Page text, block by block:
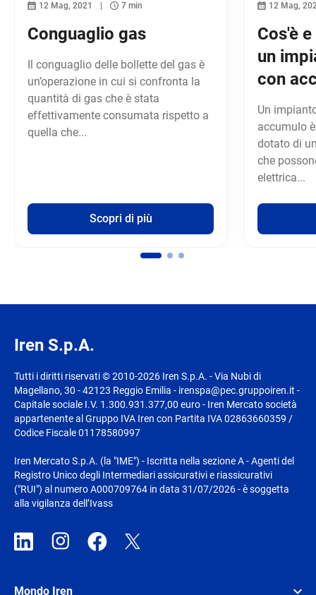
12 Mag, 2021 7 min
Conguaglio gas
Il conguaglio delle bollette del gas è
un’operazione in cui si confronta la
quantità di gas che è stata
effettivamente consumata rispetto a
quella che...
Scopri di più
12 Mag,
Cos'è
un
con
Un
accumulo
dotato di
che
elettrica...
Iren S.p.A.
Tutti i diritti riservati © 2010-2026 Iren S.p.A. - Via Nubi di
Magellano, 30 - 42123 Reggio Emilia - irenspa@pec.gruppoiren.it -
Capitale sociale I.V. 1.300.931.377,00 euro - Iren Mercato società
appartenente al Gruppo IVA Iren con Partita IVA 02863660359 /
Codice Fiscale 01178580997
Iren Mercato S.p.A. (la "IME") - Iscritta nella sezione A - Agenti del
Registro Unico degli Intermediari assicurativi e riassicurativi
("RUI") al numero A000709764 in data 31/07/2026 - è soggetta
alla vigilanza dell’Ivass
Mondo Iren